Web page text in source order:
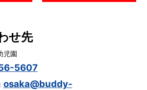
せ先
児園
5607
osaka@buddy-